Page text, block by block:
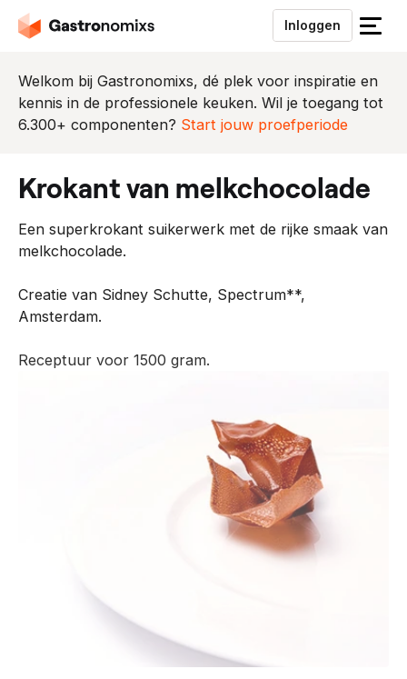
Inloggen
S
u
i
t
e
Welkom bij Gastronomixs, dé plek voor inspiratie en
kennis in de professionele keuken. Wil je toegang tot
6.300+ componenten? Start jouw proefperiode
krokant van melkchocolade
Een superkrokant suikerwerk met de rijke smaak van
melkchocolade.
Creatie van Sidney Schutte, Spectrum**,
Amsterdam.
Receptuur voor 1500 gram.